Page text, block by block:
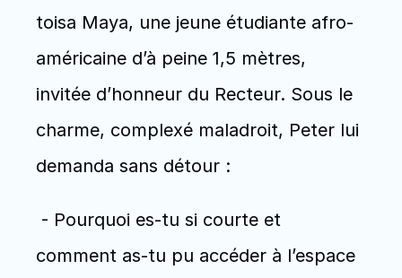
toisa Maya, une jeune étudiante afro-
américaine d’à peine 1,5 mètres,
invitée d’honneur du Recteur. Sous le
charme, complexé maladroit, Peter lui
demanda sans détour :
comment as-tu pu accéder à l’espace